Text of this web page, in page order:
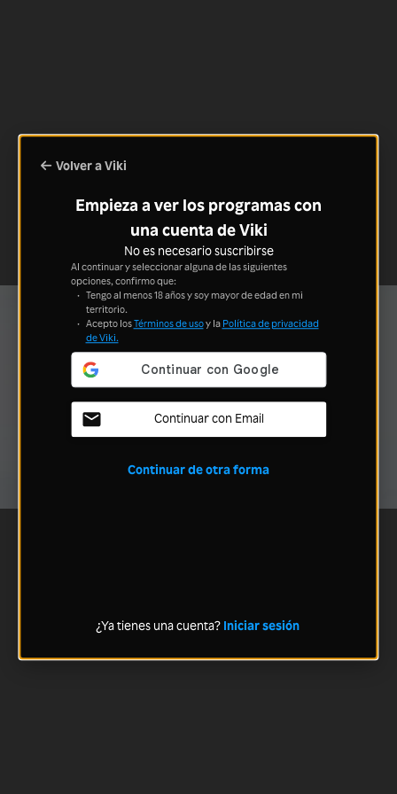
Volver a Viki
Empieza a ver los programas con
una cuenta de Viki
No es necesario suscribirse
Al continuar y seleccionar alguna de las siguientes
opciones, confirmo que:
Tengo al menos 18 años y soy mayor de edad en mi
territorio.
Acepto losTérminos de usoy la Política de privacidad
de Viki.
Continuar con Email
Continuar de otra forma
¿Ya tienes una cuenta? Iniciar sesión